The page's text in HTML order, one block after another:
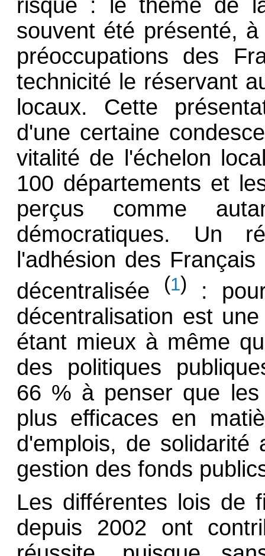
risqué : le thème de
souvent été présenté,
préoccupations des
technicité le réservant
locaux. Cette
d'une certaine
vitalité de l'échelon
100 départements et
perçus comme
démocratiques. Un
l'adhésion des
décentralisée
(1) :
décentralisation est
étant mieux à même
des politiques
66 % à penser que les
plus efficaces en
d'emplois, de
gestion des fonds
Les différentes lois de
depuis 2002 ont